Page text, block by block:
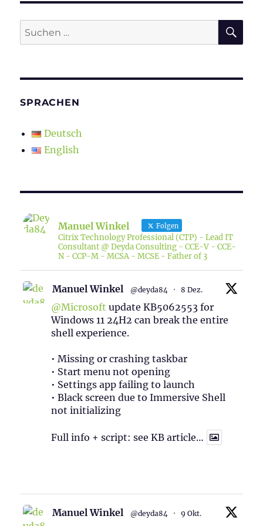
Suchen
nach:
SPRACHEN
Deutsch
English
Manuel Winkel Folgen
Citrix Technology Professional (CTP) - Lead IT
Consultant @ Deyda Consulting - CCE-V - CCE-
N - CCP-M - MCSA - MCSE - Father of 3
Manuel Winkel @deyda84 · 8 Dez.
@Microsoft update KB5062553 for
Windows 11 24H2 can break the entire
shell experience.
• Missing or crashing taskbar
• Start menu not opening
• Settings app failing to launch
• Black screen due to Immersive Shell
not initializing
Full info + script: see KB article…
Manuel Winkel @deyda84 · 9 Okt.